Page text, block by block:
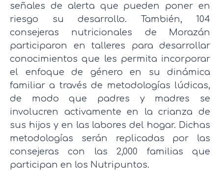
señales de alerta que pueden poner en
riesgo su desarrollo. También, 104
consejeras nutricionales de Morazán
participaron en talleres para desarrollar
conocimientos que les permita incorporar
el enfoque de género en su dinámica
familiar a través de metodologías lúdicas,
de modo que padres y madres se
involucren activamente en la crianza de
sus hijos y en las labores del hogar. Dichas
metodologías serán replicadas por las
consejeras con las 2,000 familias que
participan en los Nutripuntos.